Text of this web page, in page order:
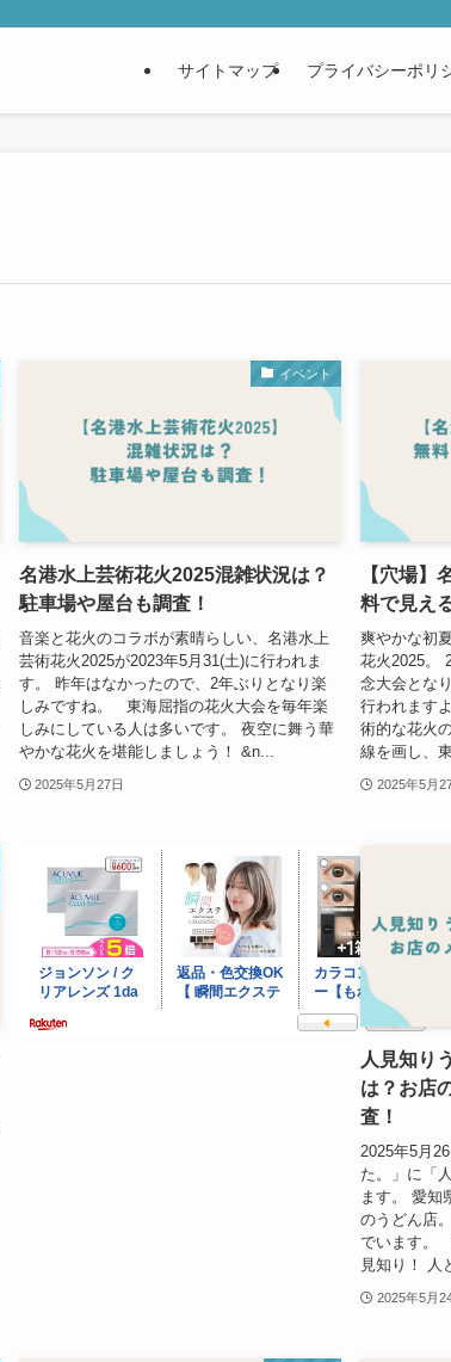
サイトマップ プライバシーポリ
イベント
名港水上芸術花火2025混雑状況は？
駐車場や屋台も調査！
音楽と花火のコラボが素晴らしい、名港水上
芸術花火2025が2023年5月31(土)に行われま
す。 昨年はなかったので、2年ぶりとなり楽
しみですね。 東海屈指の花火大会を毎年楽
しみにしている人は多いです。 夜空に舞う華
やかな花火を堪能しましょう！ &n...
2025年5月27日
【穴場】
料で見え
爽やかな初
花火2025。
念大会とな
行われます
術的な花火
線を画し、
2025年5月
人見知り
は？お店
査！
2025年5月
た。」に「
ます。 愛知
のうどん店
でいます。
見知り！ 人
2025年5月